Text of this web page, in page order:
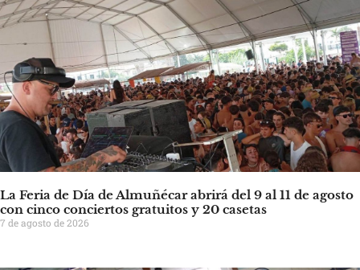
La Feria de Día de Almuñécar abrirá del 9 al 11 de agosto
con cinco conciertos gratuitos y 20 casetas
7 de agosto de 2026